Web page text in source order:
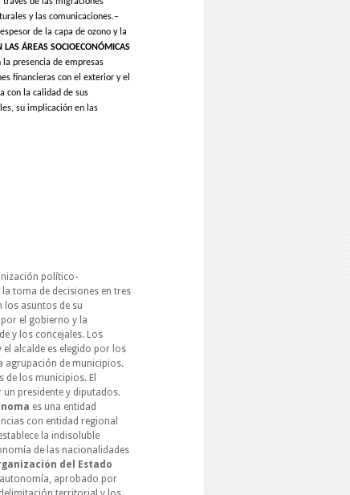
y las comunicaciones.–
de la capa de ozono y la
LAS ÁREAS SOCIOECONÓMICAS
la presencia de empresas
financieras con el exterior y el
con la calidad de sus
su implicación en las
político-
toma de decisiones en tres
los asuntos de su
el gobierno y la
y los concejales. Los
alcalde es elegido por los
agrupación de municipios.
los municipios. El
presidente y diputados.
es una entidad
con entidad regional
la indisoluble
de las nacionalidades
del Estado
aprobado por